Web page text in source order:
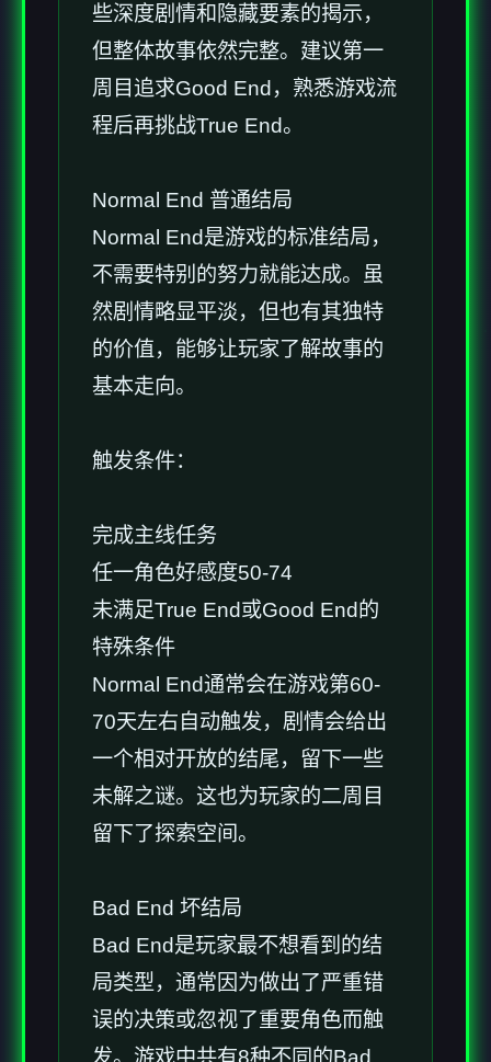
些深度剧情和隐藏要素的揭示，
但整体故事依然完整。建议第一
周目追求Good End，熟悉游戏流
程后再挑战True End。
Normal End 普通结局
Normal End是游戏的标准结局，
不需要特别的努力就能达成。虽
然剧情略显平淡，但也有其独特
的价值，能够让玩家了解故事的
基本走向。
触发条件：
完成主线任务
任一角色好感度50-74
未满足True End或Good End的
特殊条件
Normal End通常会在游戏第60-
70天左右自动触发，剧情会给出
一个相对开放的结尾，留下一些
未解之谜。这也为玩家的二周目
留下了探索空间。
Bad End 坏结局
Bad End是玩家最不想看到的结
局类型，通常因为做出了严重错
误的决策或忽视了重要角色而触
发。游戏中共有8种不同的Bad